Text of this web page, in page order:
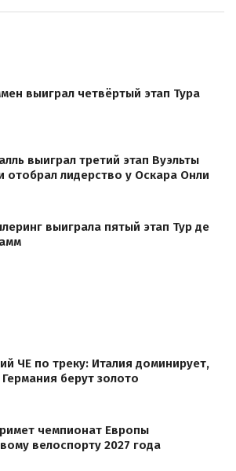
выиграл четвёртый этап Тура
выиграл третий этап Вуэльты
отобрал лидерство у Оскара Онли
выиграла пятый этап Тур де
ЧЕ по треку: Италия доминирует,
берут золото
чемпионат Европы
велоспорту 2027 года